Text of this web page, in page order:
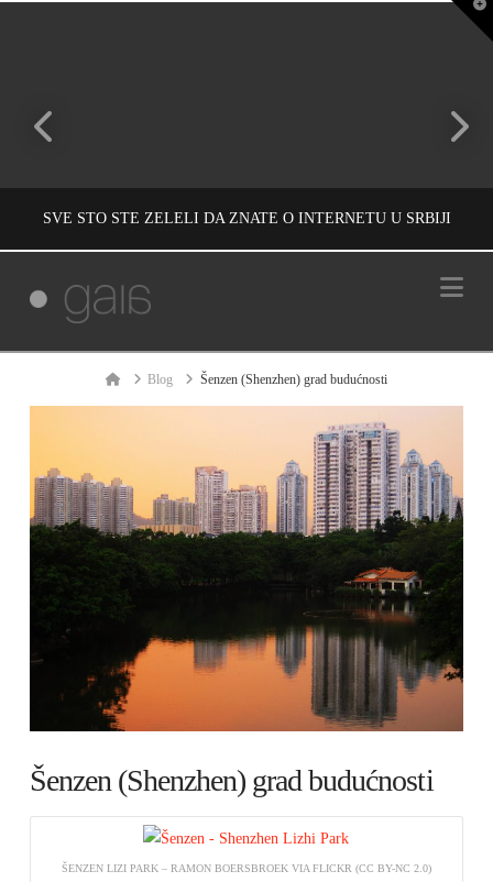
SVE ŠTO STE ŽELELI DA ZNATE O INTERNETU U SRBIJI
INFORMACIJE, UNCATEGORIZED
HomeBlog Šenzen (Shenzhen) grad budućnosti
Šenzen (Shenzhen) grad budućnosti
ŠENZEN LIZI PARK – RAMON BOERSBROEK VIA FLICKR (CC BY-NC 2.0)